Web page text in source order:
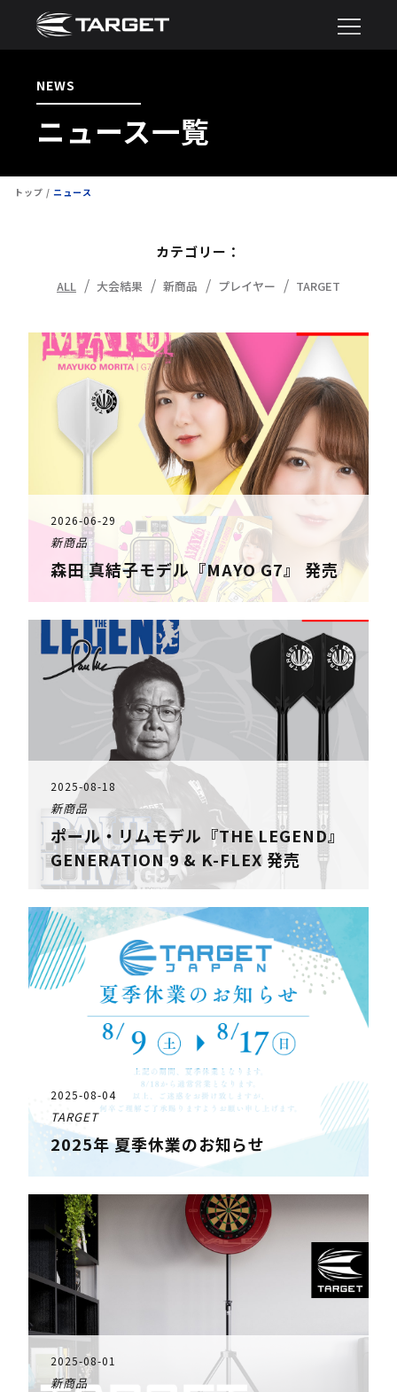
NEWS
ニュース一覧
トップ ニュース
カテゴリー：
ALL 大会結果 新商品 プレイヤー TARGET
2026-06-29
新商品
森田 真結子モデル『MAYO G7』 発売
2025-08-18
新商品
ポール・リムモデル『THE LEGEND』
GENERATION 9 & K-FLEX 発売
2025-08-04
TARGET
2025年 夏季休業のお知らせ
2025-08-01
新商品